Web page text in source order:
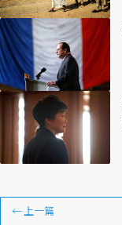
←上一篇